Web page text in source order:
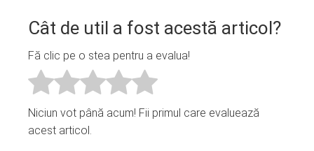
Cât de util a fost acestă articol?
Fă clic pe o stea pentru a evalua!
Niciun vot până acum! Fii primul care evaluează
acest articol.